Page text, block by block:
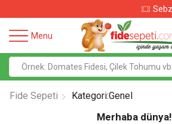
Sebze Fidelerinde
Menu
Fide Sepeti Kategori:Genel
Merhaba dünya!